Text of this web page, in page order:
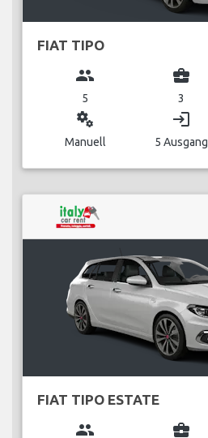
FIAT TIPO
group
5
business_center
3
miscellaneous_services
Manuell
login
5 Ausgang
FIAT TIPO ESTATE
group business_center